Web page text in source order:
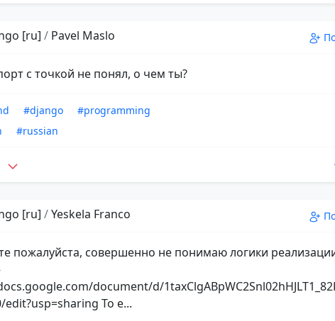
[ru] / Pavel Maslo
с точкой не понял, о чем ты?
#django
#programming
#russian
[ru] /Yeskela Franco
пожалуйста, совершенно не понимаю логики
document/d/
edit?usp=sharing То е...